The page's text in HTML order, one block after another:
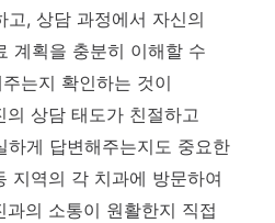
, 상담 과정에서 자신의
계획을 충분히 이해할 수
는지 확인하는 것이
의 상담 태도가 친절하고
하게 답변해주는지도 중요한
지역의 각 치과에 방문하여
의 소통이 원활한지 직접